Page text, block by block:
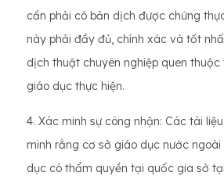
cần phải có bản dịch được chứng
này phải đầy đủ, chính xác và tốt
dịch thuật chuyên nghiệp quen
giáo dục thực hiện.
4. Xác minh sự công nhận: Các tài
minh rằng cơ sở giáo dục nước
dục có thẩm quyền tại quốc gia sở